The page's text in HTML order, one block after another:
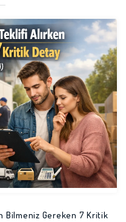
Bilmeniz Gereken 7 Kritik